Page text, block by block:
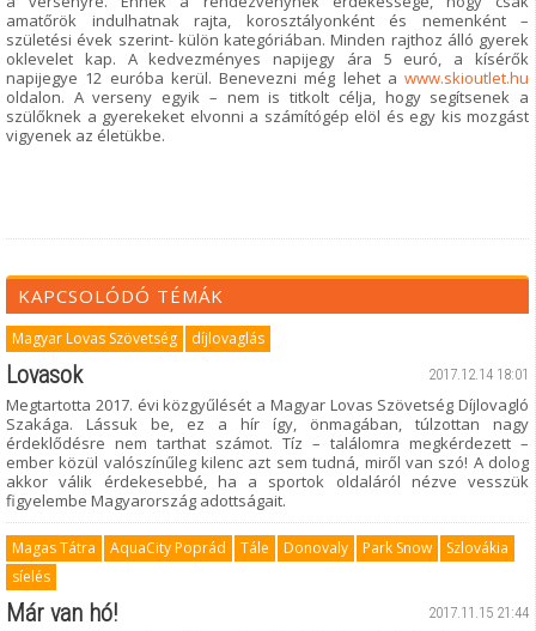
amatőrök indulhatnak rajta, korosztályonként és nemenként –
születési évek szerint- külön kategóriában. Minden rajthoz álló gyerek
oklevelet kap. A kedvezményes napijegy ára 5 euró, a kísérők
napijegye 12 euróba kerül. Benevezni még lehet a www.skioutlet.hu
oldalon. A verseny egyik – nem is titkolt célja, hogy segítsenek a
szülőknek a gyerekeket elvonni a számítógép elöl és egy kis mozgást
vigyenek az életükbe.
KAPCSOLÓDÓ TÉMÁK
Magyar Lovas Szövetség díjlovaglás
2017.12.14 18:01
Lovasok
Megtartotta 2017. évi közgyűlését a Magyar Lovas Szövetség Díjlovagló
Szakága. Lássuk be, ez a hír így, önmagában, túlzottan nagy
érdeklődésre nem tarthat számot. Tíz – találomra megkérdezett –
ember közül valószínűleg kilenc azt sem tudná, miről van szó! A dolog
akkor válik érdekesebbé, ha a sportok oldaláról nézve vesszük
figyelembe Magyarország adottságait.
Magas Tátra AquaCity Poprád Tále Donovaly Park Snow
Szlovákia
síelés
2017.11.15 21:44
Már van hó!